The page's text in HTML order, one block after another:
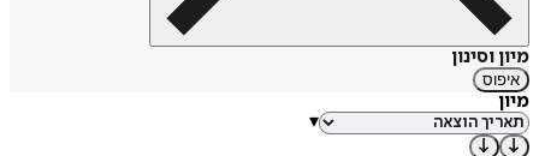
מיון וסינון
איפוס
מיון
▾